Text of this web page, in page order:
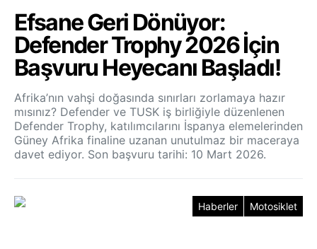
Efsane Geri Dönüyor:
Defender Trophy 2026 İçin
Başvuru Heyecanı Başladı!
Afrika’nın vahşi doğasında sınırları zorlamaya hazır
mısınız? Defender ve TUSK iş birliğiyle düzenlenen
Defender Trophy, katılımcılarını İspanya elemelerinden
Güney Afrika finaline uzanan unutulmaz bir maceraya
davet ediyor. Son başvuru tarihi: 10 Mart 2026.
Haberler Motosiklet